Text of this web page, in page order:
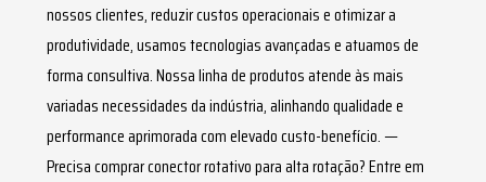
nossos clientes, reduzir custos operacionais e otimizar a
produtividade, usamos tecnologias avançadas e atuamos de
forma consultiva. Nossa linha de produtos atende às mais
variadas necessidades da indústria, alinhando qualidade e
performance aprimorada com elevado custo-benefício. —
Precisa comprarconector rotativo para alta rotação? Entre em